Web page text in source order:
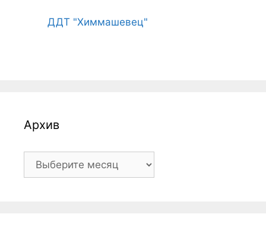
ДДТ "Химмашевец"
Архив
Архив